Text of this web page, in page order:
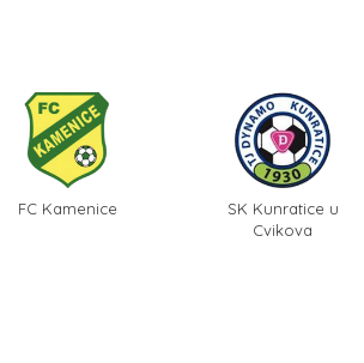
FC Kamenice
SK Kunratice u
Cvikova